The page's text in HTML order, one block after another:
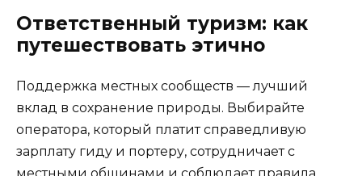
Ответственный туризм: как
путешествовать этично
Поддержка местных сообществ — лучший
вклад в сохранение природы. Выбирайте
оператора, который платит справедливую
зарплату гиду и портеру, сотрудничает с